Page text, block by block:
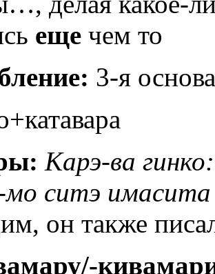
еще чем то
3-я
Карэ-ва
мо ситэ имасита
он также